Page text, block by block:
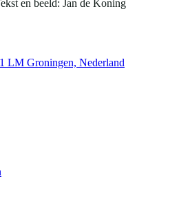
en beeld: Jan de Koning
LM Groningen, Nederland